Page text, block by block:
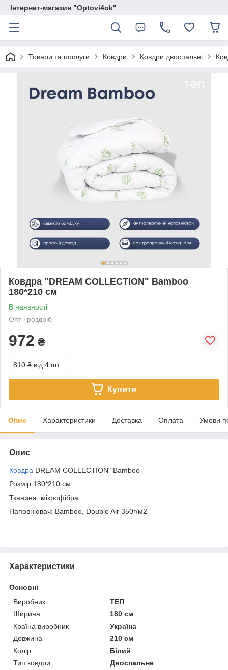
Інтернет-магазин "Optovi4ok"
Товари та послуги Ковдри Ковдри двоспальні
Ковдра "DREAM COLLECTION" Bamboo
180*210 см
В наявності
Опт і роздріб
972 ₴
810 ₴ від 4 шт.
Купити
Опис Характеристики Доставка Оплата Умови
Опис
Ковдра DREAM COLLECTION" Bamboo
Розмір:180*210 см
Тканина: мікрофібра
Наповнювач: Bamboo, Double Air 350г/м2
Характеристики
Основні
Виробник
ТЕП
Ширина
180 см
Країна виробник
Україна
Довжина
210 см
Колір
Білий
Тип ковдри
Двоспальне